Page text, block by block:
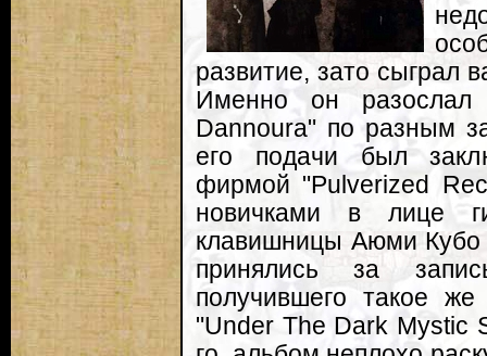
развитие, зато сыграл
Именно он разослал
Dannoura" по разным
его подачи был
фирмой "Pulverized
новичками в лице
клавишницы Аюми Кубо
принялись за
получившего такое
"Under The Dark